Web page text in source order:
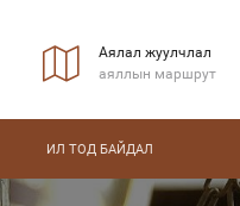
Аялал жуулчлал
аяллын маршрут
ИЛ ТОД БАЙДАЛ